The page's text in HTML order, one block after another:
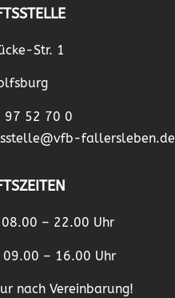
Str. 1
97 52 70 0
fallersleben.de
08.00 – 22.00 Uhr
09.00 – 16.00 Uhr
nach Vereinbarung!